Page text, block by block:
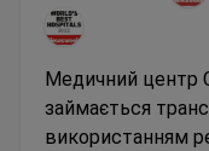
Медичний центр
займається
використанням